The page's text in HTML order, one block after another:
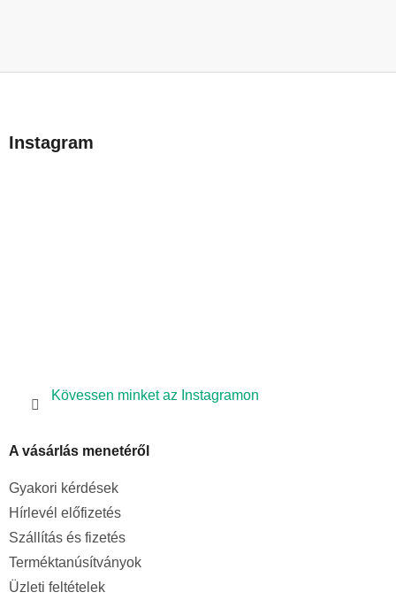
Instagram
Kövessen minket az Instagramon
A vásárlás menetéről
Gyakori kérdések
Hírlevél előfizetés
Szállítás és fizetés
Terméktanúsítványok
Üzleti feltételek